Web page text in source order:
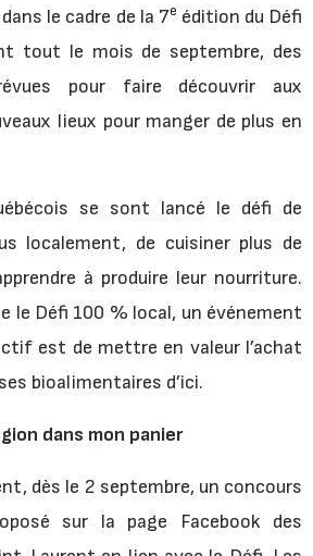
le cadre de la 7e édition du Défi
tout le mois de septembre, des
pour faire découvrir aux
lieux pour manger de plus en
se sont lancé le défi de
localement, de cuisiner plus de
à produire leur nourriture.
le Défi 100 % local, un événement
est de mettre en valeur l’achat
bioalimentaires d’ici.
dans mon panier
dès le 2 septembre, un concours
sur la page Facebook des